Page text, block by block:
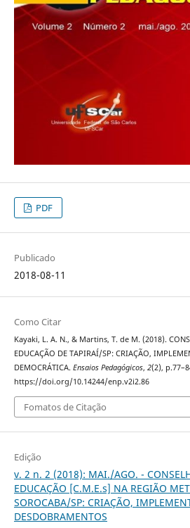
PDF
Publicado
2018-08-11
Como Citar
Kayaki, L. A. N., & Martins, T. de M. (2018).
EDUCAÇÃO DE TAPIRAÍ/SP: CRIAÇÃO,
DEMOCRÁTICA. Ensaios Pedagógicos, 2(2),
https://doi.org/10.14244/enp.v2i2.86
Fomatos de Citação
Edição
v. 2 n. 2 (2018): MAI./AGO. -
EDUCAÇÃO [C.M.E.s] NA REGIÃO
SOROCABA/SP: CRIAÇÃO,
DESDOBRAMENTOS